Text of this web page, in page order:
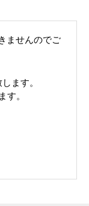
ませんのでご
ます。
す。